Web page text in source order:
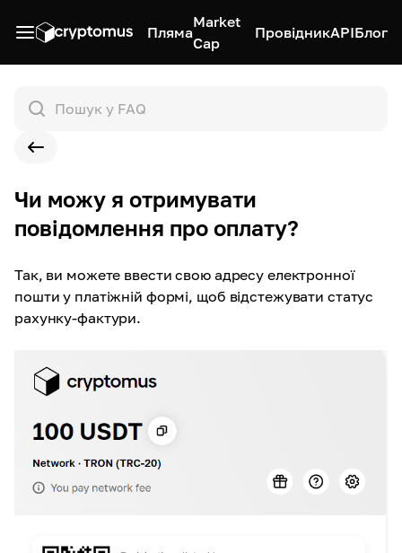
Пляма
Market
Cap
ПровідникAPIБлог
Чи можу я отримувати
повідомлення про оплату?
Так, ви можете ввести свою адресу електронної
пошти у платіжній формі, щоб відстежувати статус
рахунку-фактури.